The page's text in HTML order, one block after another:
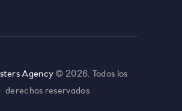
Agency © 2026. Todos los
derechos reservados